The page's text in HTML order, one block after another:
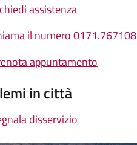
assistenza
il numero 0171.767108
appuntamento
in città
disservizio